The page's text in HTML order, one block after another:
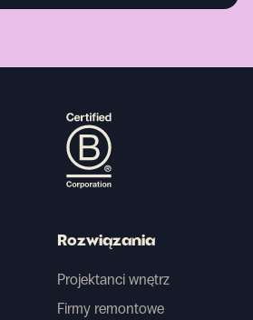
Rozwiązania
Projektanci wnętrz
Firmy remontowe